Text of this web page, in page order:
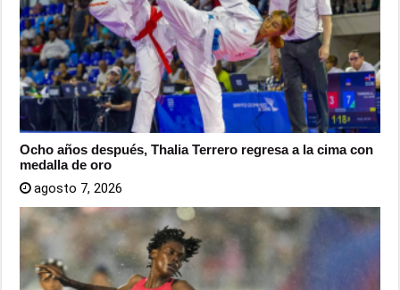
Ocho años después, Thalia Terrero regresa a la cima con
medalla de oro
agosto 7, 2026